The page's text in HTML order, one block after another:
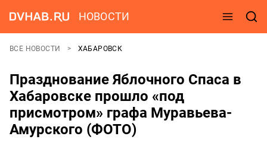
НОВОСТИ
ВСЕ НОВОСТИ ХАБАРОВСК
Празднование Яблочного Спаса в
Хабаровске прошло «под
присмотром» графа Муравьева-
Амурского (ФОТО)